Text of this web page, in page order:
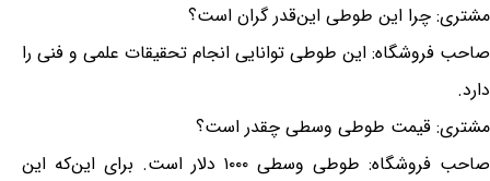
مشتری: چرا این طوطی این‌قدر گران است؟
صاحب فروشگاه: این طوطی توانایی انجام تحقیقات علمی و فنی را
دارد.
مشتری: قیمت طوطی وسطی چقدر است؟
صاحب فروشگاه: طوطی وسطی ۱۰۰۰ دلار است. برای این‌که این